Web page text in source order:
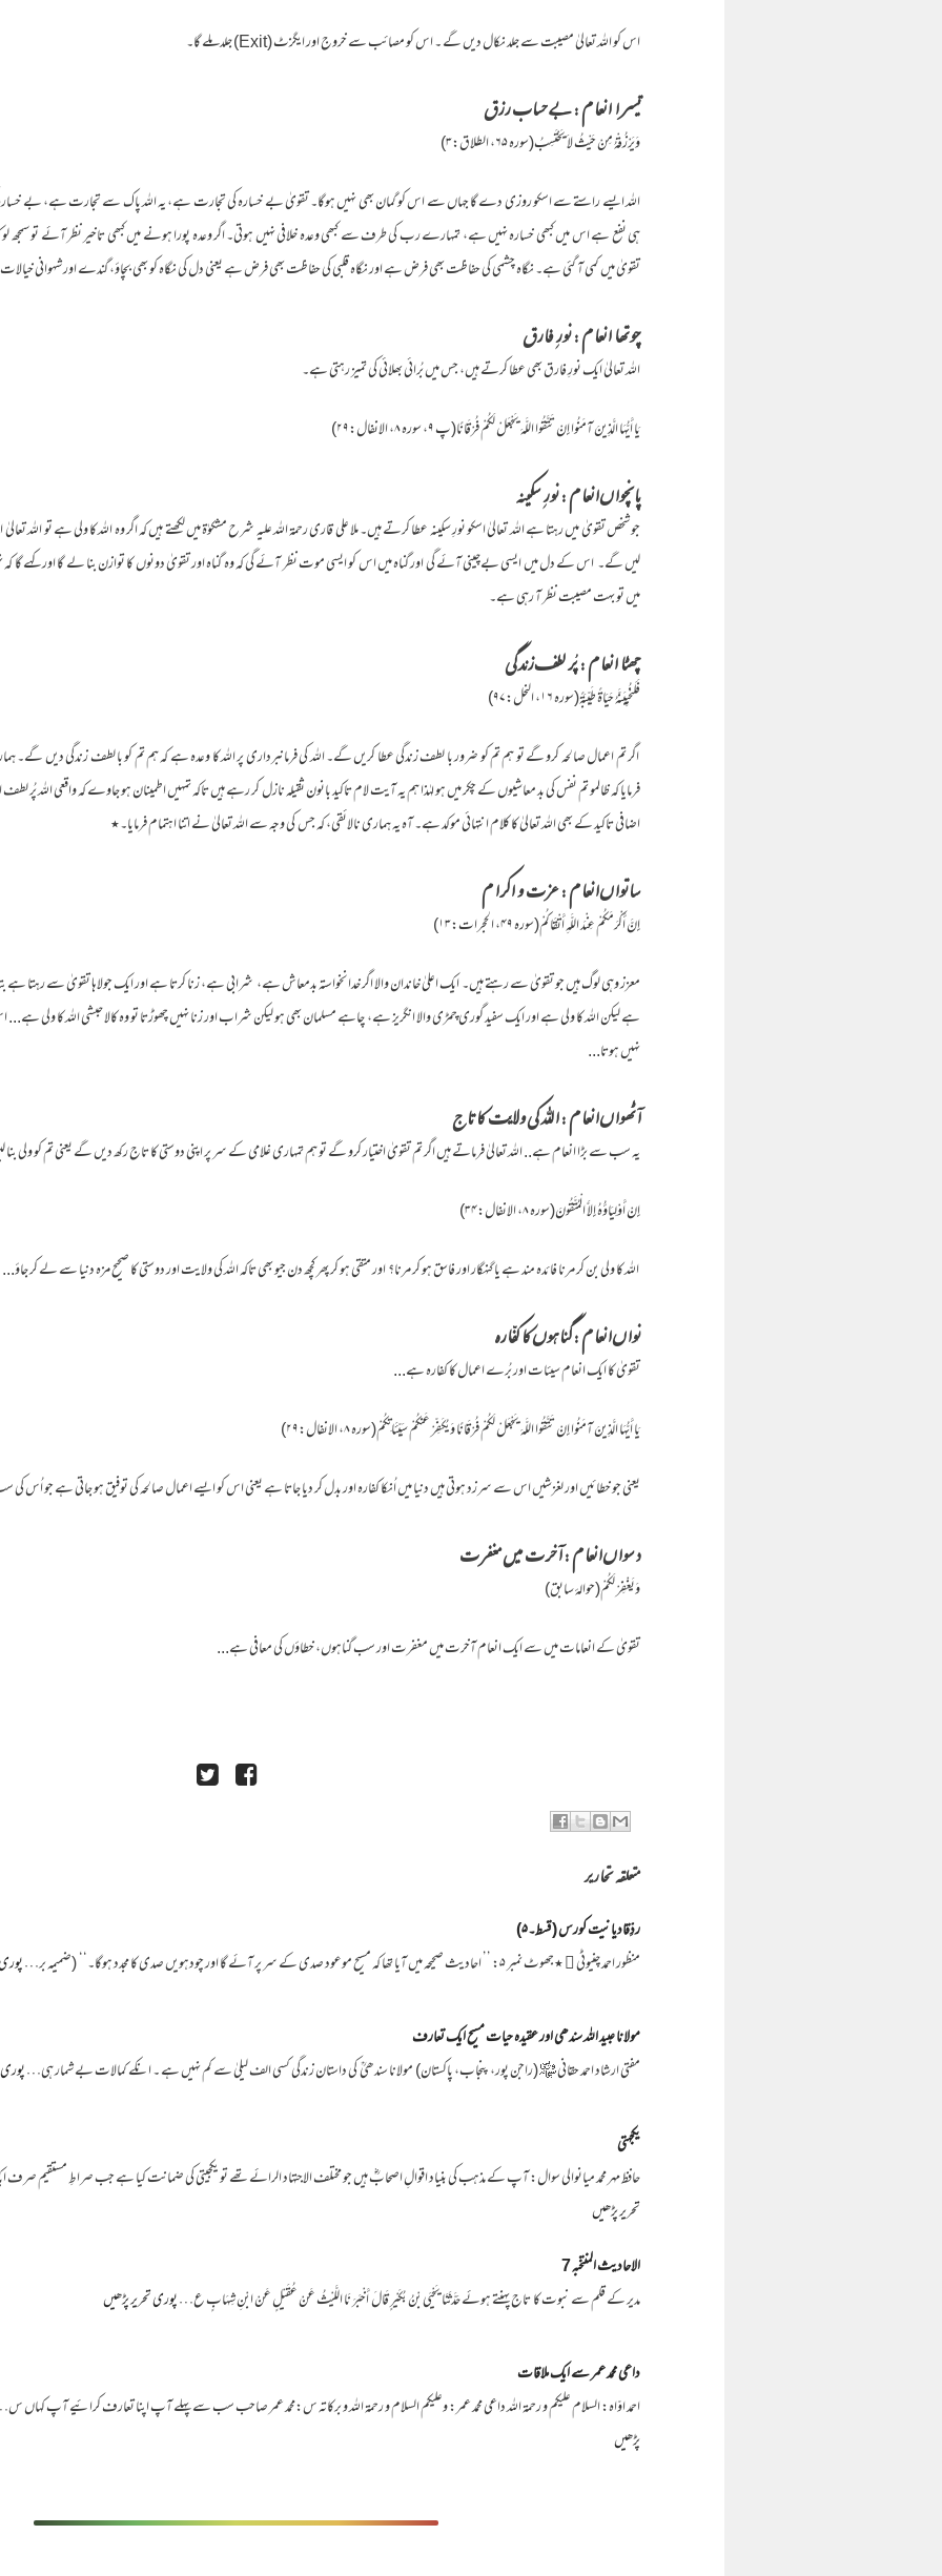
اس کو اللہ تعالیٰ مصیبت سے جلد نکال دیں گے ۔ اس کو مصائب سے خروج اور ایگزٹ (Exit) جلد ملے گا۔
تیسرا انعام : بے حساب رزق
وَيَرْزُقْهُ مِنْ حَيْثُ لاَ يَحْتَسِبُ(سورہ ۶۵، الطلاق:۳)
اللہ ایسے راستے سے اسکو روزی دے گا جہاں سے اس کو گمان بھی نہیں ہوگا۔ تقویٰ بے خسارہ کی تجارت ہے، یہ اللہ پاک سے تجارت ہے، بے خسارہ
ہی نفع ہے اس میں کبھی خسارہ نہیں ہے، تمہارے رب کی طرف سے کبھی وعدہ خلافی نہیں ہوتی۔ اگر وعدہ پورا ہونے میں کبھی تاخیر نظر آئے تو سمجھ
تقویٰ میں کمی آ گئی ہے۔ نگاہ چشمی کی حفاظت بھی فرض ہے اور نگاہ قلبی کی حفاظت بھی فرض ہے یعنی دل کی نگاہ کو بھی بچاؤ، گندے اور شہوانی
چوتھا انعام : نورِ فارق
اللہ تعالیٰ ایک نورِ فارق بھی عطا کرتے ہیں، جس میں بُرائی بھلائی کی تمیز رہتی ہے۔
يَا أَيُّهَا الَّذِينَ آمَنُوا إِنْ تَتَّقُوا اللَّهَ يَجْعَلْ لَكُمْ فُرْقَانًا(پ ۹، سورہ ۸، الانفال:۲۹)
پانچواں انعام : نورِ سکینہ
جو شخص تقویٰ میں رہتا ہے اللہ تعالیٰ اسکو نورِ سکینہ عطا کرتے ہیں۔ ملا علی قاری رحمۃ اللہ علیہ شرح مشکوٰۃ میں لکھتے ہیں کہ اگر وہ اللہ کا ولی ہے تو اللہ
لیں گے۔ اس کے دل میں ایسی بےچینی آئے گی اور گناہ میں اس کو ایسی موت نظر آئے گی کہ وہ گناہ اور تقویٰ دونوں کا توازن بنا لے گا اور کہے گا کہ
میں تو بہت مصیبت نظر آ رہی ہے۔
چھٹا انعام : پُر لطف زندگی
فَلَنُحْيِيَنَّهُ حَيَاةً طَيِّبَةً(سورہ ۱۶، النحل:۹۷)
اگر تم اعمال صالحہ کرو گے تو ہم تم کو ضرور با لطف زندگی عطا کریں گے۔ اللہ کی فرمانبرداری پر اللہ کا وعدہ ہے کہ ہم تم کو با لطف زندگی دیں گے۔
فرمایا کہ ظالمو تم نفس کی بد معاشیوں کے چکر میں ہو لہٰذا ہم یہ آیت لام تاکید بانون ثقیلہ نازل کر رہے ہیں تاکہ تمہیں اطمینان ہو جاوے کہ واقعی اللہ
اضافی تاکید کے بھی اللہ تعالیٰ کا کلام انتہائی موکد ہے۔ آہ یہ ہماری نالائقی، کہ جس کی وجہ سے اللہ تعالیٰ نے اتنا اہتمام فرمایا۔٭
ساتواں انعام : عزت و اکرام
إِنَّ أَكْرَمَكُمْ عِنْدَ اللَّهِ أَتْقَاكُمْ(سورہ ۴۹، الحجرات:۱۳)
معزز وہی لوگ ہیں جو تقویٰ سے رہتے ہیں۔ ایک اعلیٰ خاندان والا اگر خدانخواستہ بدمعاش ہے، شرابی ہے، زنا کرتا ہے اور ایک جولاہا تقویٰ سے رہتا
ہے لیکن اللہ کا ولی ہے اور ایک سفید گوری چمڑی والا انگریز ہے، چاہے مسلمان بھی ہو لیکن شراب اور زنا نہیں چھوڑتا تو وہ کالا حبشی اللہ کا ولی
نہیں ہوتا...
آٹھواں انعام : اللہ کی ولایت کا تاج
یہ سب سے بڑا انعام ہے.. اللہ تعالیٰ فرماتے ہیں اگر تم تقویٰ اختیار کرو گے تو ہم تمہاری غلامی کے سر پر اپنی دوستی کا تاج رکھ دیں گے یعنی تم کو ولی
إِنْ أَوْلِيَاؤُهُ إِلاَّ الْمُتَّقُونَ(سورہ ۸، الانفال:۳۴)
اللہ کا ولی بن کر مرنا فائدہ مند ہے یا گنہگار اور فاسق ہو کر مرنا؟ اور متقی ہو کر پھر کچھ دن جیو بھی تاکہ اللہ کی ولایت اور دوستی کا صحیح مزہ دنیا سے لے کر جاؤ...
نواں انعام : گناہوں کا کفّارہ
تقویٰ کا ایک انعام سیئات اور بُرے اعمال کا کفارہ ہے...
يَا أَيُّهَا الَّذِينَ آمَنُوا إِنْ تَتَّقُوا اللَّهَ يَجْعَلْ لَكُمْ فُرْقَانًا وَيُكَفِّرْ عَنكُمْ سَيِّئَاتِكُمْ(سورہ ۸، الانفال:۲۹)
یعنی جو خطائیں اور لغزشیں اس سے سرزد ہوتی ہیں دنیا میں اُنکا کفارہ اور بدل کر دیا جاتا ہے یعنی اس کو ایسے اعمال صالحہ کی توفیق ہو جاتی ہے جو
دسواں انعام : آخرت میں مغفرت
وَيَغْفِرْ لَكُمْ(حوالۂ سابق)
تقویٰ کے انعامات میں سے ایک انعام آخرت میں مغفرت اور سب گناہوں، خطاؤں کی معافی ہے...
متعلقہ تحاریر
ردِّقادیانیت کورس ( قسط۔۵)
منظور احمد چنیوٹی ﷫ ٭جھوٹ نمبر ۵: ’’ احادیث صحیحہ میں آیا تھا کہ مسیح موعود صدی کے سر پر آئے گا اور چودہویں صدی کا مجدد ہوگا۔‘‘ (ضمیمہ بر…
مولانا عبید اللہ سندھی اور عقیدہ حیات مسیح ایک تعارف
مفتی ارشاد احمد حقانی ﷾ (راجن پور، پنجاب، پاکستان) مولانا سندھیؒ کی داستان زندگی کسی الف لیلیٰ سے کم نہیں ہے ۔ انکے کمالات بے شمار ہی…
یکجہتی
حافظ مہر محمد میانوالی سوال: آپ کے مذہب کی بنیاد اقوالِ اصحابؓ ہیں جو مختلف الاجتہاد الرائے تھے تو یکجیتی کی ضمانت کیا ہے جب صراطِ مستقیم
تحریر پڑھیں
الاحادیث المنتخبہ 7
مدیر کے قلم سے نبوت کا تاج پہنتے ہوئے حَدَّثَنَا يَحْيَی بْنُ بُکَيْرٍ قَالَ أَخْبَرَ نَا اللَّيْثُ عَنْ عُقَيْلٍ عَنْ ابْنِ شِهَابٍ ع…پوری تحریر پڑھیں
داعی محمد عمر سے ایک ملاقات
احمد اوّاہ: السلام علیکم و رحمۃ اللہ داعی محمد عمر: وعلیکم السلام و رحمۃ اللہ و برکاتہ س:محمد عمر صاحب سب سے پہلے آپ اپنا تعارف کرائیے آپ کہاں
پڑھیں